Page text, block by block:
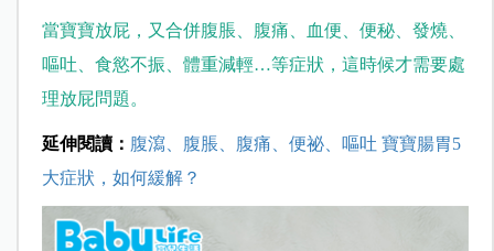
當寶寶放屁，又合併腹脹、腹痛、血便、便秘、發燒、
嘔吐、食慾不振、體重減輕…等症狀，這時候才需要處
理放屁問題。
延伸閱讀： 腹瀉、腹脹、腹痛、便祕、嘔吐 寶寶腸胃5
大症狀，如何緩解？